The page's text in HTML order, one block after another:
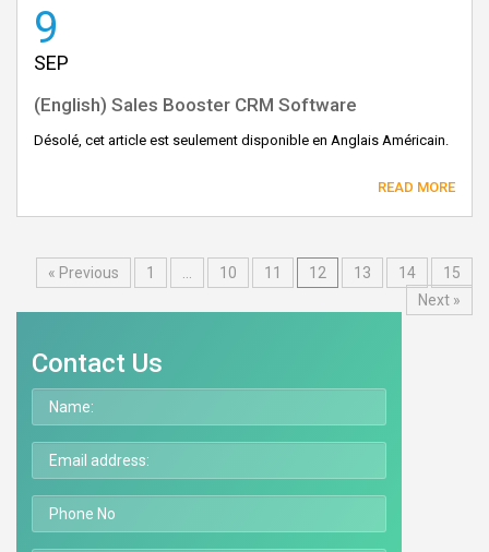
9
SEP
(English) Sales Booster CRM Software
Désolé, cet article est seulement disponible en Anglais Américain.
READ MORE
« Previous 1 10 11 12 13 14
15
Next »
Contact Us